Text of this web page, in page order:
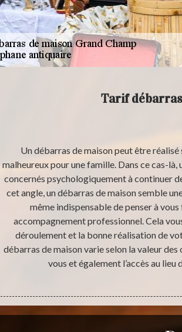
Tarif débarras
Un débarras de maison peut être réalisé
malheureux pour une famille. Dans ce cas-là,
concernés psychologiquement à continuer
cet angle, un débarras de maison semble
même indispensable de penser à
accompagnement professionnel. Cela
déroulement et la bonne réalisation de
débarras de maison varie selon la valeur
vous et également l’accès au lieu